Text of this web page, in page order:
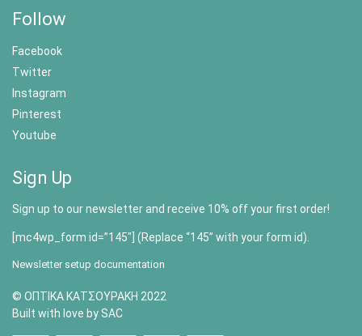
Follow
Facebook
Twitter
Instagram
Pinterest
Youtube
Sign Up
Sign up to our newsletter and receive 10% off your first order!
[mc4wp_form id=”145″] (Replace “145” with your form id).
Newsletter setup documentation
© ΟΠΤΙΚΑ ΚΑΤΣΟΥΡΑΚΗ 2022
Built with love by SAC